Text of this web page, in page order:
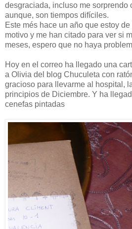
desgraciada, incluso me sorprendo
aunque, son tiempos difíciles.
Este més hace un año que estoy
motivo y me han citado para ver si
meses, espero que no haya
Hoy en el correo ha llegado una
a Olivia del blog Chuculeta con
gracioso para llevarme al hospital,
principios de Diciembre. Y ha
cenefas pintadas